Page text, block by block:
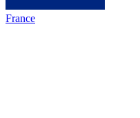
France